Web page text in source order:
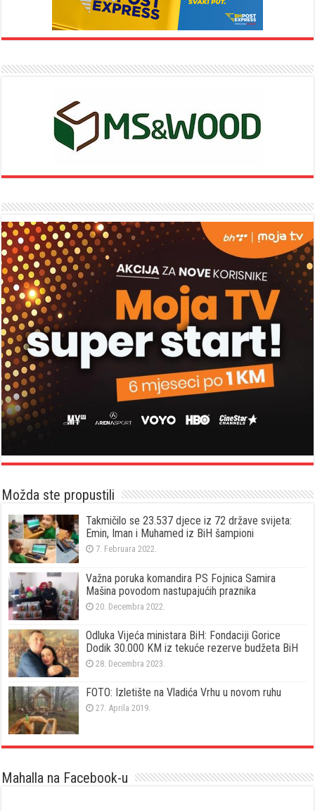
Možda ste propustili
Takmičilo se 23.537 djece iz 72 države svijeta:
Emin, Iman i Muhamed iz BiH šampioni
7. Februara 2022.
Važna poruka komandira PS Fojnica Samira
Mašina povodom nastupajućih praznika
20. Decembra 2022.
Odluka Vijeća ministara BiH: Fondaciji Gorice
Dodik 30.000 KM iz tekuće rezerve budžeta BiH
28. Decembra 2023.
FOTO: Izletište na Vladića Vrhu u novom ruhu
27. Aprila 2019.
Mahalla na Facebook-u